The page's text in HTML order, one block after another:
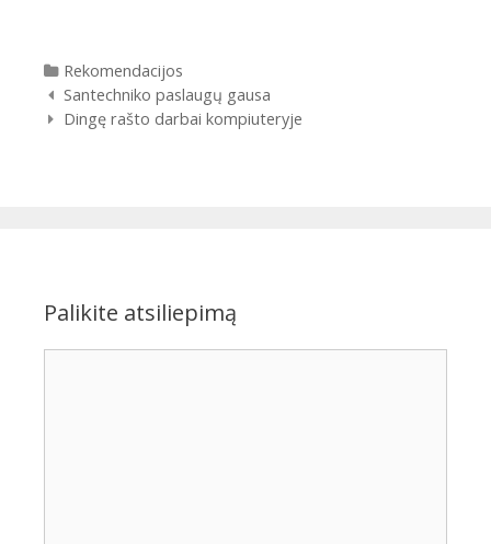
Kategorijos
Rekomendacijos
Įrašų
navigacija
Santechniko paslaugų gausa
Dingę rašto darbai kompiuteryje
Palikite atsiliepimą